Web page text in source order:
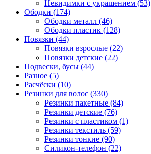
Невидимки с украшением (53)
Ободки (174)
Ободки металл (46)
Ободки пластик (128)
Повязки (44)
Повязки взрослые (22)
Повязки детские (22)
Подвески, бусы (44)
Разное (5)
Расчёски (10)
Резинки для волос (330)
Резинки пакетные (84)
Резинки детские (76)
Резинки с пластиком (1)
Резинки текстиль (59)
Резинки тонкие (90)
Силикон-телефон (22)